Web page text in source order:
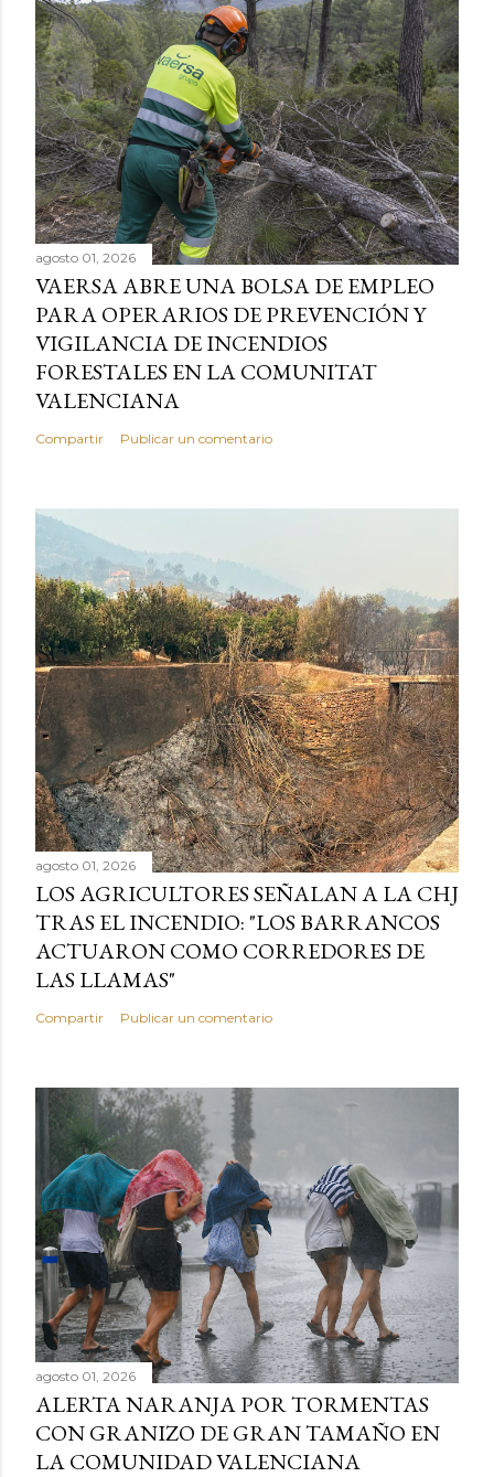
agosto 01, 2026
VAERSA ABRE UNA BOLSA DE EMPLEO
PARA OPERARIOS DE PREVENCIÓN Y
VIGILANCIA DE INCENDIOS
FORESTALES EN LA COMUNITAT
VALENCIANA
Compartir Publicar un comentario
agosto 01, 2026
LOS AGRICULTORES SEÑALAN A LA CHJ
TRAS EL INCENDIO: "LOS BARRANCOS
ACTUARON COMO CORREDORES DE
LAS LLAMAS"
Compartir Publicar un comentario
agosto 01, 2026
ALERTA NARANJA POR TORMENTAS
CON GRANIZO DE GRAN TAMAÑO EN
LA COMUNIDAD VALENCIANA